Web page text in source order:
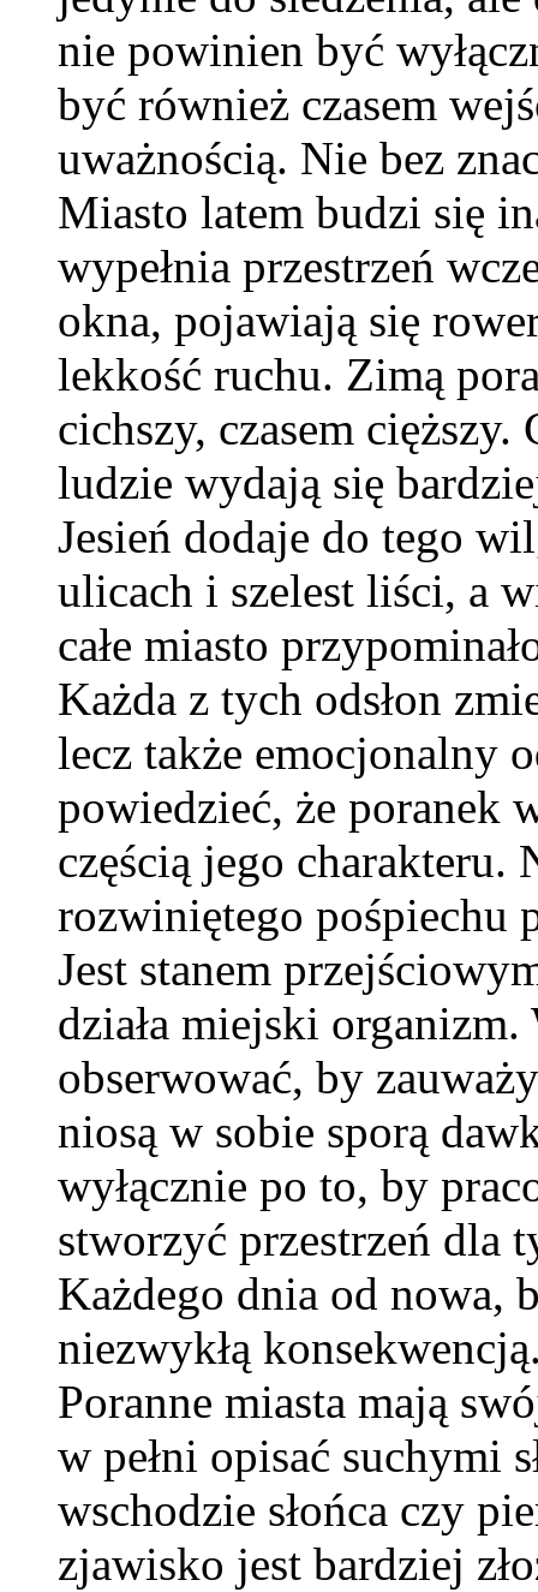
nie powinien być
być również czasem
uważnością. Nie bez
Miasto latem budzi się
wypełnia przestrzeń
okna, pojawiają się
lekkość ruchu. Zimą
cichszy, czasem
ludzie wydają się
Jesień dodaje do tego
ulicach i szelest liści, a
całe miasto
Każda z tych odsłon
lecz także emocjonalny
powiedzieć, że poranek
częścią jego charakteru.
rozwiniętego pośpiechu
Jest stanem
działa miejski
obserwować, by
niosą w sobie sporą
wyłącznie po to, by
stworzyć przestrzeń dla
Każdego dnia od nowa,
niezwykłą
Poranne miasta mają
w pełni opisać suchymi
wschodzie słońca czy
zjawisko jest bardziej